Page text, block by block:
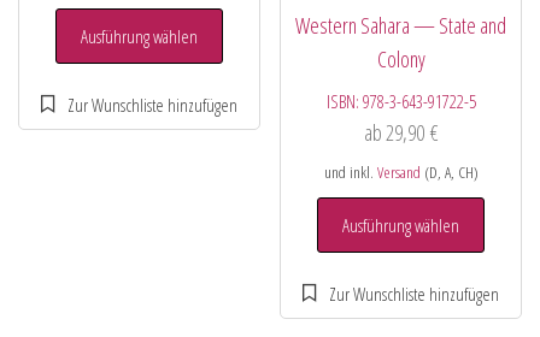
Ausführung wählen
Western Sahara — State and
Colony
ISBN: 978-3-643-91722-5
ab 29,90 €
und inkl. Versand (D, A, CH)
Ausführung wählen